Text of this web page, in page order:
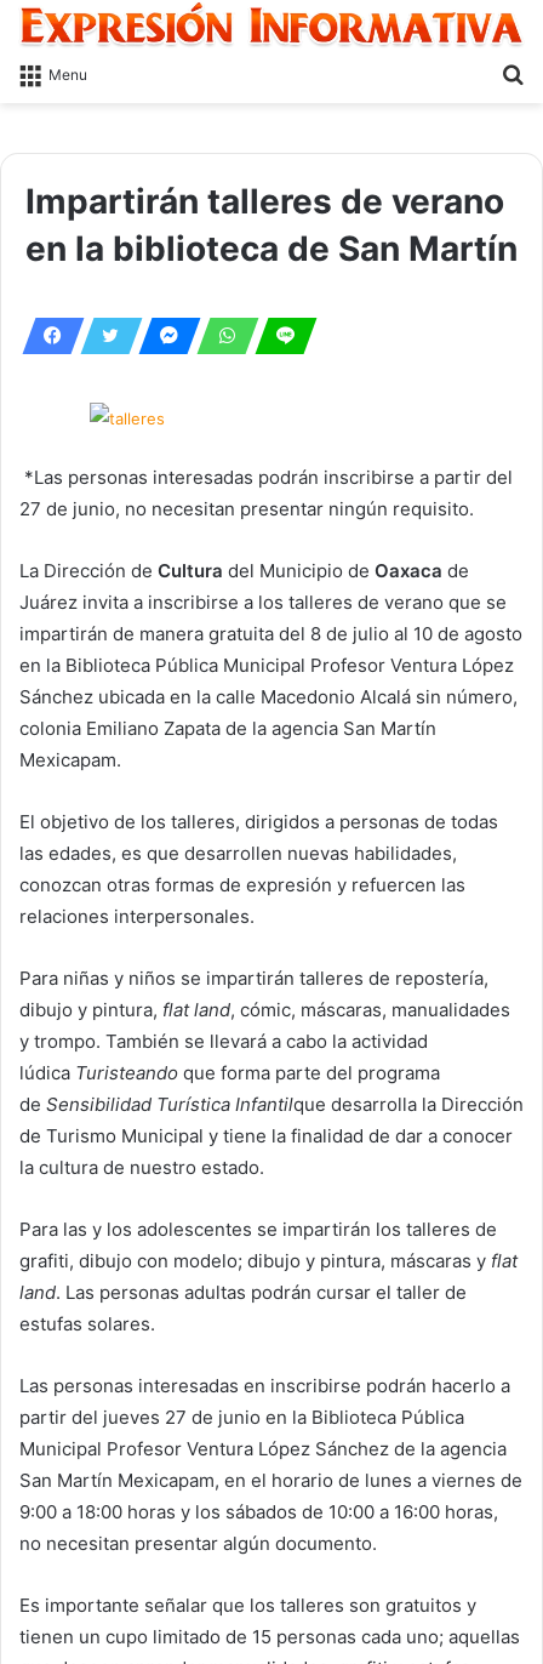
Menu
Impartirán talleres de verano
en la biblioteca de San Martín
*Las personas interesadas podrán inscribirse a partir del
27 de junio, no necesitan presentar ningún requisito.
La Dirección de Cultura del Municipio de Oaxaca de
Juárez invita a inscribirse a los talleres de verano que se
impartirán de manera gratuita del 8 de julio al 10 de agosto
en la Biblioteca Pública Municipal Profesor Ventura López
Sánchez ubicada en la calle Macedonio Alcalá sin número,
colonia Emiliano Zapata de la agencia San Martín
Mexicapam.
El objetivo de los talleres, dirigidos a personas de todas
las edades, es que desarrollen nuevas habilidades,
conozcan otras formas de expresión y refuercen las
relaciones interpersonales.
Para niñas y niños se impartirán talleres de repostería,
dibujo y pintura, flat land, cómic, máscaras, manualidades
y trompo. También se llevará a cabo la actividad
lúdica Turisteando que forma parte del programa
de Sensibilidad Turística Infantilque desarrolla la Dirección
de Turismo Municipal y tiene la finalidad de dar a conocer
la cultura de nuestro estado.
Para las y los adolescentes se impartirán los talleres de
grafiti, dibujo con modelo; dibujo y pintura, máscaras y flat
land. Las personas adultas podrán cursar el taller de
estufas solares.
Las personas interesadas en inscribirse podrán hacerlo a
partir del jueves 27 de junio en la Biblioteca Pública
Municipal Profesor Ventura López Sánchez de la agencia
San Martín Mexicapam, en el horario de lunes a viernes de
9:00 a 18:00 horas y los sábados de 10:00 a 16:00 horas,
no necesitan presentar algún documento.
Es importante señalar que los talleres son gratuitos y
tienen un cupo limitado de 15 personas cada uno; aquellas